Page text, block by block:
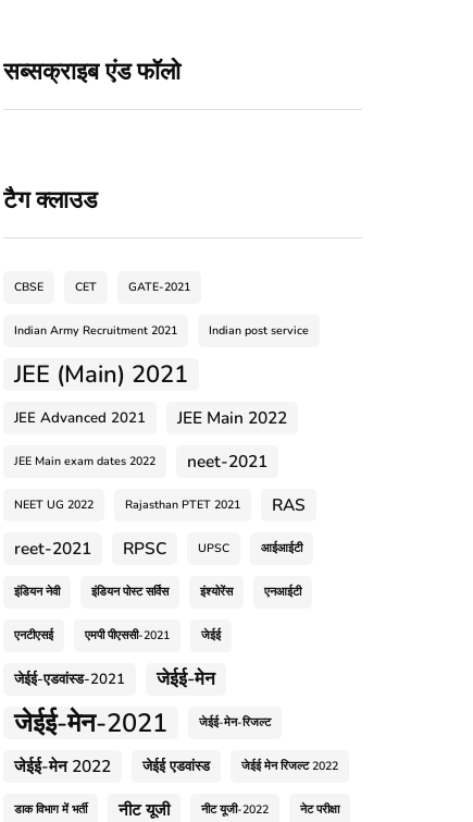
सब्सक्राइब एंड फॉलो
टैग क्लाउड
CBSE CET GATE-2021
Indian Army Recruitment 2021 Indian post service
JEE (Main) 2021
JEE Advanced 2021 JEE Main 2022
JEE Main exam dates 2022 neet-2021
NEET UG 2022 Rajasthan PTET 2021
RAS
reet-2021
RPSC UPSC आईआईटी
इंडियन नेवी इंडियन पोस्ट सर्विस इंश्योरेंस एनआईटी
एनटीएसई एमपी पीएससी-2021 जेईई
जेईई-एडवांस्ड-2021 जेईई-मेन
जेईई-मेन-2021 जेईई-मेन-रिजल्ट
जेईई-मेन 2022 जेईई एडवांस्ड जेईई मेन रिजल्ट 2022
डाक विभाग में भर्ती नीट यूजी नीट यूजी-2022 नेट परीक्षा